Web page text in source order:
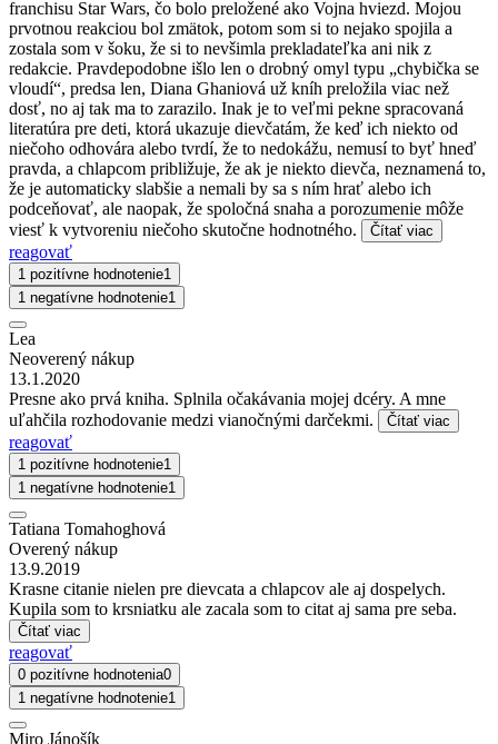
franchisu Star Wars, čo bolo preložené ako Vojna hviezd. Mojou
prvotnou reakciou bol zmätok, potom som si to nejako spojila a
zostala som v šoku, že si to nevšimla prekladateľka ani nik z
redakcie. Pravdepodobne išlo len o drobný omyl typu „chybička se
vloudí“, predsa len, Diana Ghaniová už kníh preložila viac než
dosť, no aj tak ma to zarazilo. Inak je to veľmi pekne spracovaná
literatúra pre deti, ktorá ukazuje dievčatám, že keď ich niekto od
niečoho odhovára alebo tvrdí, že to nedokážu, nemusí to byť hneď
pravda, a chlapcom približuje, že ak je niekto dievča, neznamená to,
že je automaticky slabšie a nemali by sa s ním hrať alebo ich
podceňovať, ale naopak, že spoločná snaha a porozumenie môže
viesť k vytvoreniu niečoho skutočne hodnotného.
Čítať viac
reagovať
1 pozitívne hodnotenie1
1 negatívne hodnotenie1
Lea
Neoverený nákup
13.1.2020
Presne ako prvá kniha. Splnila očakávania mojej dcéry. A mne
uľahčila rozhodovanie medzi vianočnými darčekmi.
Čítať viac
reagovať
1 pozitívne hodnotenie1
1 negatívne hodnotenie1
Tatiana Tomahoghová
Overený nákup
13.9.2019
Krasne citanie nielen pre dievcata a chlapcov ale aj dospelych.
Kupila som to krsniatku ale zacala som to citat aj sama pre seba.
Čítať viac
reagovať
0 pozitívne hodnotenia0
1 negatívne hodnotenie1
Miro Jánošík